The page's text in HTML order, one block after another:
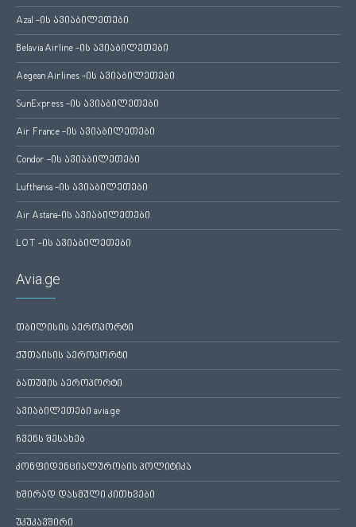
Azal -ის ავიაბილეთები
Belavia Airline -ის ავიაბილეთები
Aegean Airlines -ის ავიაბილეთები
SunExpress -ის ავიაბილეთები
Air France -ის ავიაბილეთები
Condor -ის ავიაბილეთები
Lufthansa -ის ავიაბილეთები
Air Astana-ის ავიაბილეთები
LOT -ის ავიაბილეთები
Avia.ge
თბილისის აეროპორტი
ქუთაისის აეროპორტი
ბათუმის აეროპორტი
ავიაბილეთები avia.ge
ჩვენს შესახებ
კონფიდენციალურობის პოლიტიკა
ხშირად დასმული კითხვები
უკუკავშირი